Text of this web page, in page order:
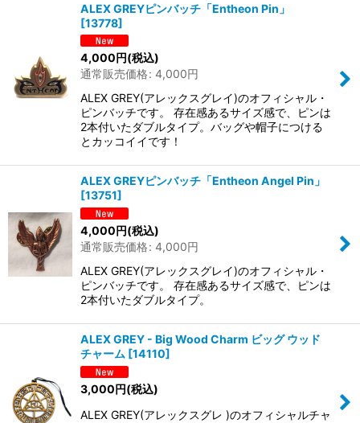
ALEX GREYピンバッチ「Entheon Pin」
[13778]
4,000円(税込)
通常販売価格: 4,000円
ALEX GREY(アレックスグレイ)のオフィシャル・
ピンバッチです。 存在感あるサイズ感で、ピンは
2本付いたダブルタイプ。バッグや帽子につける
とカッコイイです！
ALEX GREYピンバッチ「Entheon Angel Pin」
[13751]
4,000円(税込)
通常販売価格: 4,000円
ALEX GREY(アレックスグレイ)のオフィシャル・
ピンバッチです。 存在感あるサイズ感で、ピンは
2本付いたダブルタイプ。
ALEX GREY - Big Wood Charm ビッグ ウッド
チャーム [14110]
3,000円(税込)
ALEX GREY(アレックスグレ )のオフィシャルチャ